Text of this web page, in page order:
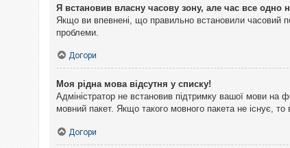
Я встановив власну часову зону, але час все одно
Якщо ви впевнені, що правильно встановили часовий
проблеми.
Догори
Моя рідна мова відсутня у списку!
Адміністратор не встановив підтримку вашої мови на
мовний пакет. Якщо такого мовного пакета не існує,
Догори